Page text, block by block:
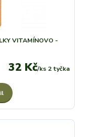
VITAMÍNOVO -
32 Kč/ks 2 tyčka